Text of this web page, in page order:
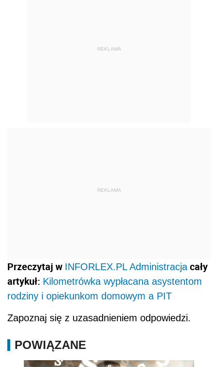
REKLAMA
REKLAMA
Przeczytaj w INFORLEX.PL Administracja cały
artykuł: Kilometrówka wypłacana asystentom
rodziny i opiekunkom domowym a PIT
Zapoznaj się z uzasadnieniem odpowiedzi.
POWIĄZANE